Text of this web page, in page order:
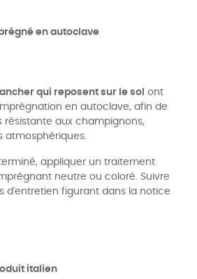
en autoclave
qui reposent sur le sol ont
en autoclave, afin de
résistante aux champignons,
atmosphériques.
appliquer un traitement
neutre ou coloré. Suivre
d'entretien figurant dans la notice
italien